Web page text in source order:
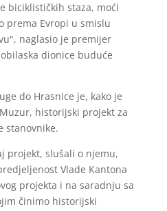
biciklističkih staza, moći
prema Evropi u smislu
naglasio je premijer
dionice buduće
do Hrasnice je, kako je
historijski projekt za
stanovnike.
projekt, slušali o njemu,
Vlade Kantona
projekta i na saradnju sa
činimo historijski